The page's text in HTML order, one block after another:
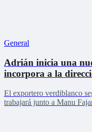
General
Adrián inicia una
incorpora a la
El exportero verdiblanco
trabajará junto a Manu